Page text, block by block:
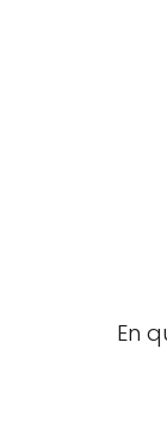
En